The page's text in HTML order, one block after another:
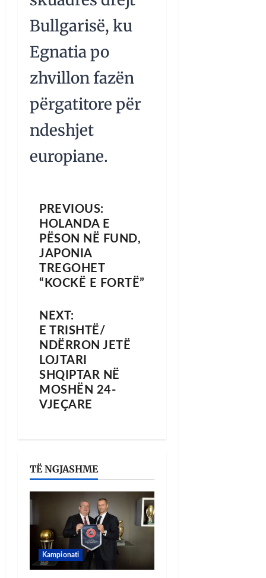
Bullgarisë, ku
Egnatia po
zhvillon fazën
përgatitore për
ndeshjet
europiane.
PREVIOUS:
HOLANDA E
PËSON NË FUND,
JAPONIA
TREGOHET
“KOCKË E FORTË”
NEXT:
E TRISHTË/
NDËRRON JETË
LOJTARI
SHQIPTAR NË
MOSHËN 24-
VJEÇARE
TË NGJASHME
Kampionati